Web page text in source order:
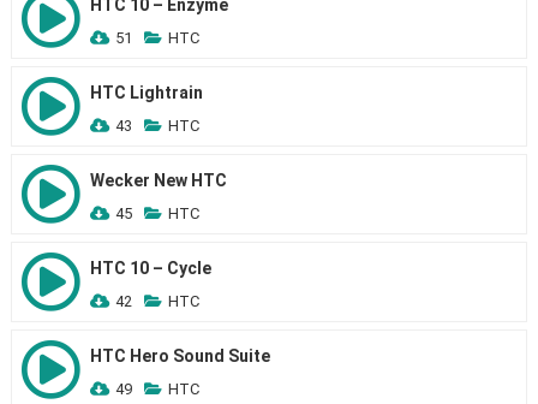
HTC 10 – Enzyme
51 HTC
HTC Lightrain
43 HTC
Wecker New HTC
45 HTC
HTC 10 – Cycle
42 HTC
HTC Hero Sound Suite
49 HTC